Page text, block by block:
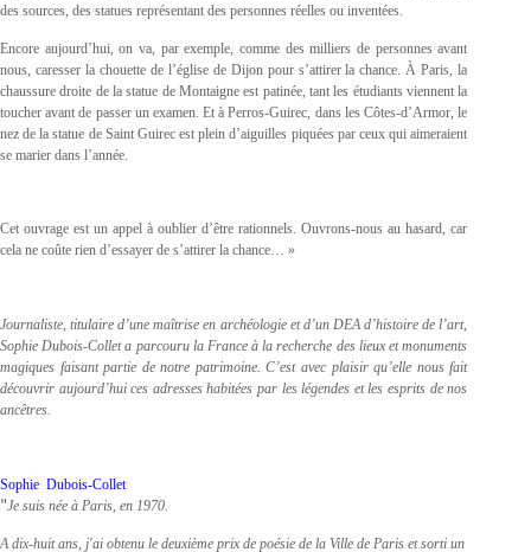
des sources, des statues représentant des personnes réelles ou inventées.
Encore aujourd’hui, on va, par exemple, comme des milliers de personnes avant
nous, caresser la chouette de l’église de Dijon pour s’attirer la chance. À Paris, la
chaussure droite de la statue de Montaigne est patinée, tant les étudiants viennent la
toucher avant de passer un examen. Et à Perros-Guirec, dans les Côtes-d’Armor, le
nez de la statue de Saint Guirec est plein d’aiguilles piquées par ceux qui aimeraient
se marier dans l’année.
Cet ouvrage est un appel à oublier d’être rationnels. Ouvrons-nous au hasard, car
cela ne coûte rien d’essayer de s’attirer la chance… »
Journaliste, titulaire d’une maîtrise en archéologie et d’un DEA d’histoire de l’art,
Sophie Dubois-Collet a parcouru la France à la recherche des lieux et monuments
magiques faisant partie de notre patrimoine. C’est avec plaisir qu’elle nous fait
découvrir aujourd’hui ces adresses habitées par les légendes et les esprits de nos
ancêtres.
Sophie Dubois-Collet
"Je suis née à Paris, en 1970.
A dix-huit ans, j'ai obtenu le deuxième prix de poésie de la Ville de Paris et sorti un